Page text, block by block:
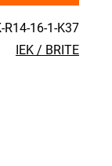
R14-16-1-K37
IEK / BRITE